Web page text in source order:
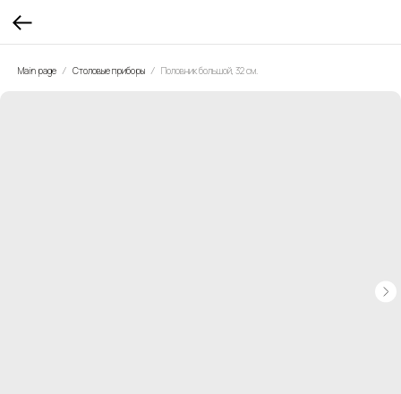
Main page Столовые приборы Половник большой, 32 см.